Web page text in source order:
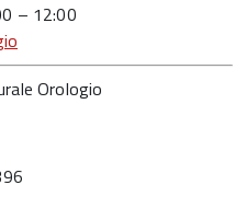
– 12:00
Orologio